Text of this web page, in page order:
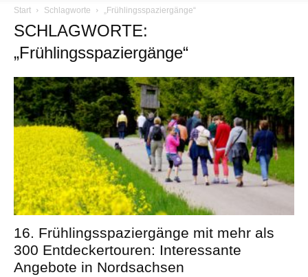
Start Schlagworte „Frühlingsspaziergänge“
SCHLAGWORTE:
„Frühlingsspaziergänge“
16. Frühlingsspaziergänge mit mehr als
300 Entdeckertouren: Interessante
Angebote in Nordsachsen